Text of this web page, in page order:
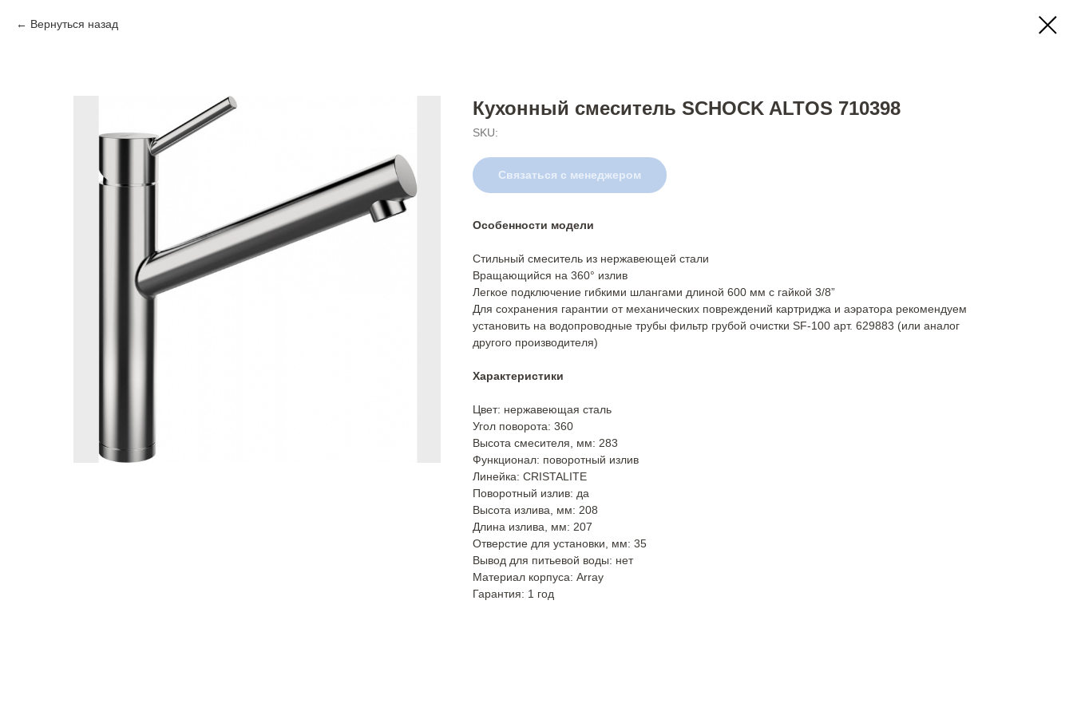
Вернуться назад
Кухонный смеситель SCHOCK ALTOS 710398
SKU:
Связаться с менеджером
Особенности модели
Стильный смеситель из нержавеющей стали
Вращающийся на 360° излив
Легкое подключение гибкими шлангами длиной 600 мм с гайкой 3/8”
Для сохранения гарантии от механических повреждений картриджа и аэратора рекомендуем
установить на водопроводные трубы фильтр грубой очистки SF-100 арт. 629883 (или аналог
другого производителя)
Характеристики
Цвет: нержавеющая сталь
Угол поворота: 360
Высота смесителя, мм: 283
Функционал: поворотный излив
Линейка: CRISTALITE
Поворотный излив: да
Высота излива, мм: 208
Длина излива, мм: 207
Отверстие для установки, мм: 35
Вывод для питьевой воды: нет
Материал корпуса: Array
Гарантия: 1 год